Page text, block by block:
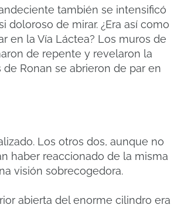
también se intensificó
doloroso de mirar. ¿Era así como
en la Vía Láctea? Los muros de
de repente y revelaron la
de Ronan se abrieron de par en
Los otros dos, aunque no
haber reaccionado de la misma
visión sobrecogedora.
abierta del enorme cilindro era